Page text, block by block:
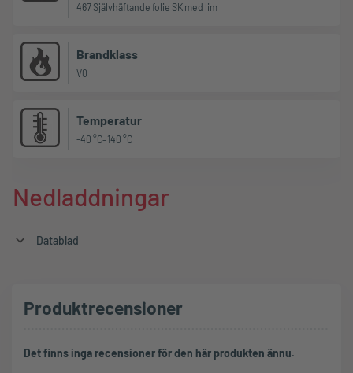
467 Självhäftande folie SK med lim
Brandklass
V0
Temperatur
-40 °C–140 °C
Nedladdningar
Datablad
Produktrecensioner
Det finns inga recensioner för den här produkten ännu.